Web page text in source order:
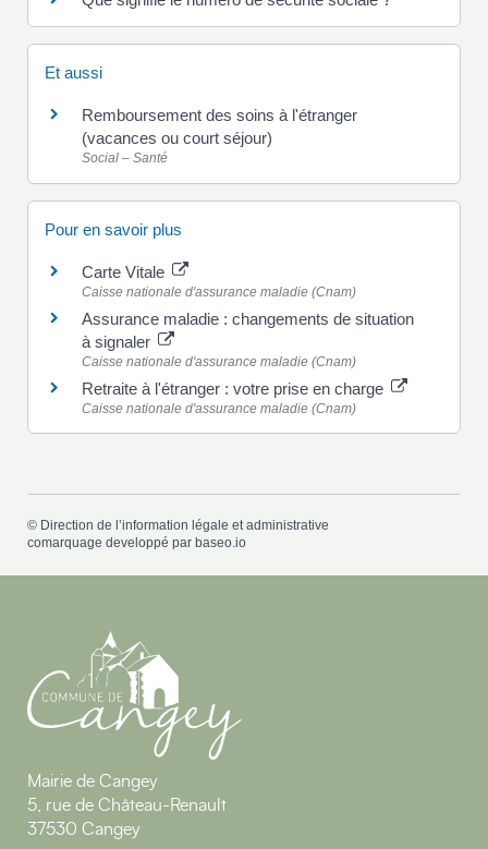
Et aussi
Remboursement des soins à l'étranger
(vacances ou court séjour)
Social – Santé
Pour en savoir plus
Carte Vitale
Caisse nationale d'assurance maladie (Cnam)
Assurance maladie : changements de situation
à signaler
Caisse nationale d'assurance maladie (Cnam)
Retraite à l'étranger : votre prise en charge
Caisse nationale d'assurance maladie (Cnam)
© Direction de l’information légale et administrative
comarquage developpé par baseo.io
Mairie de Cangey
5, rue de Château-Renault
37530 Cangey